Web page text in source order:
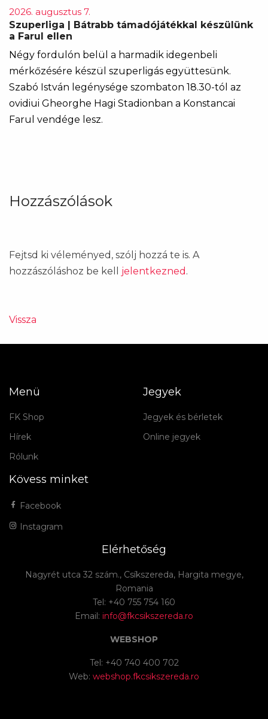
2026. augusztus 7.
Szuperliga | Bátrabb támadójátékkal készülünk
a Farul ellen
Négy fordulón belül a harmadik idegenbeli
mérkőzésére készül szuperligás együttesünk.
Szabó István legénysége szombaton 18.30-tól az
ovidiui Gheorghe Hagi Stadionban a Konstancai
Farul vendége lesz.
Hozzászólások
Fejtsd ki véleményed, szólj hozzá te is. A
hozzászóláshoz be kell jelentkezned .
Vissza
Menü
FK Shop
Hírek
Rólunk
Jegyek
Jegyek és bérletek
Online jegyek
Kövess minket
Facebook
Instagram
Elérhetőség
Nagyrét utca 32 szám., Csíkszereda, Hargita megye,
Romania
Tel: +40 755 754 160
Email: info@fkcsikszereda.ro
WEBSHOP
Tel: +40 740 400 702
Web: webshop.fkcsikszereda.ro